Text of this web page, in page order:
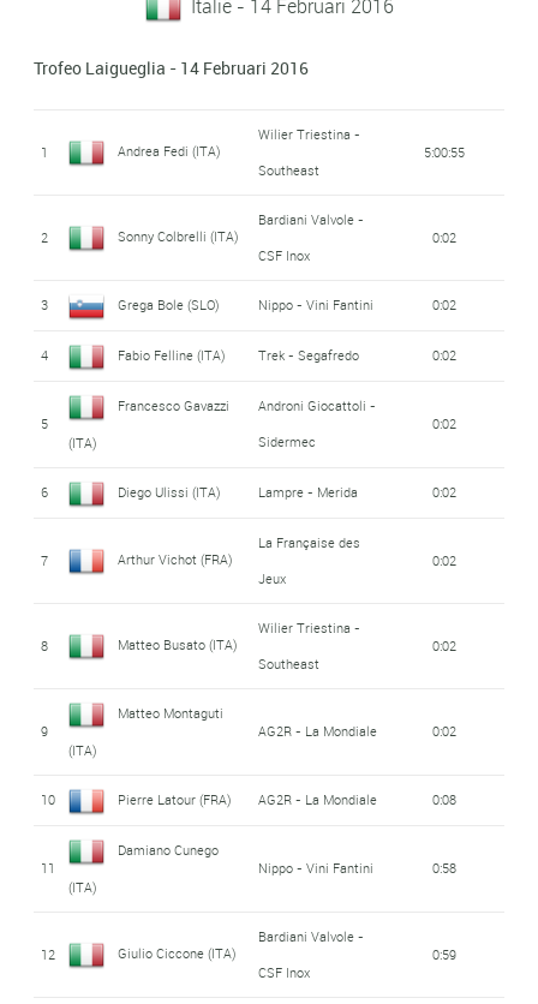
Italië - 14 Februari 2016
Trofeo Laigueglia - 14 Februari 2016
1 Andrea Fedi (ITA)
Wilier Triestina -
Southeast
5:00:55
2 Sonny Colbrelli (ITA)
Bardiani Valvole -
CSF Inox
0:02
3 Grega Bole (SLO) Nippo - Vini Fantini 0:02
4 Fabio Felline (ITA) Trek - Segafredo 0:02
5
Francesco Gavazzi
(ITA)
Androni Giocattoli -
Sidermec
0:02
6 Diego Ulissi (ITA) Lampre - Merida 0:02
7 Arthur Vichot (FRA)
La Française des
Jeux
0:02
8 Matteo Busato (ITA)
Wilier Triestina -
Southeast
0:02
9
Matteo Montaguti
(ITA)
AG2R - La Mondiale 0:02
10 Pierre Latour (FRA) AG2R - La Mondiale 0:08
11
Damiano Cunego
(ITA)
Nippo - Vini Fantini 0:58
12 Giulio Ciccone (ITA)
Bardiani Valvole -
CSF Inox
0:59